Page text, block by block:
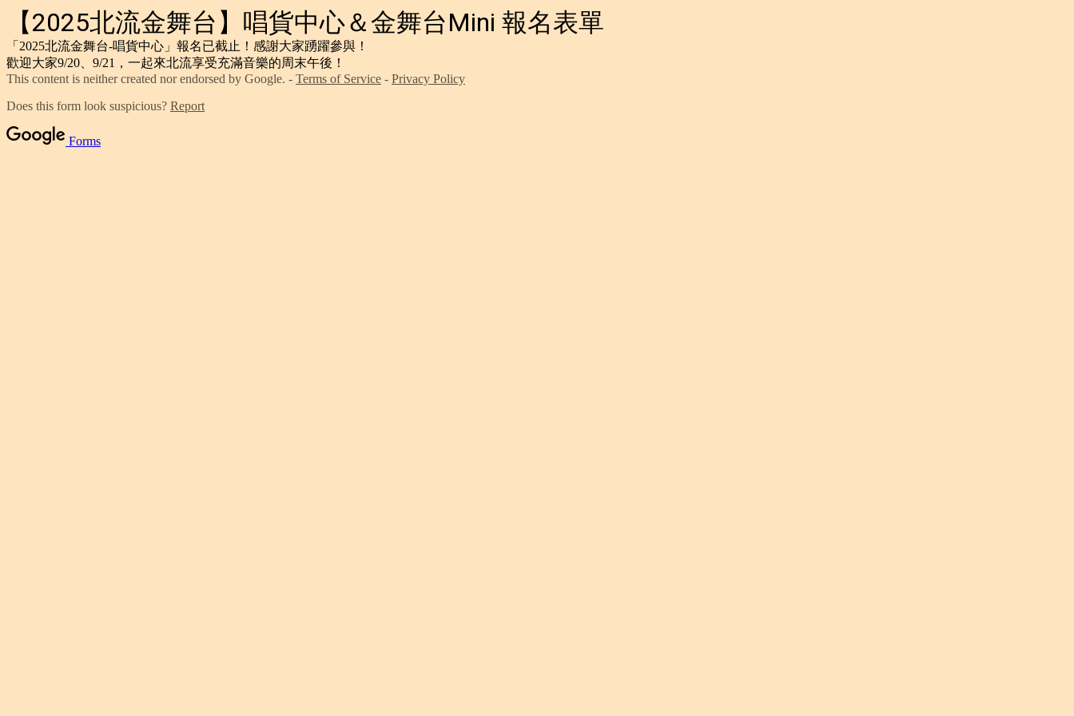
【2025北流金舞台】唱貨中心＆金舞台Mini 報名表單
「2025北流金舞台-唱貨中心」報名已截止！感謝大家踴躍參與！
歡迎大家9/20、9/21，一起來北流享受充滿音樂的周末午後！
This content is neither created nor endorsed by Google. - Terms of Service - Privacy Policy
Does this form look suspicious? Report
Forms